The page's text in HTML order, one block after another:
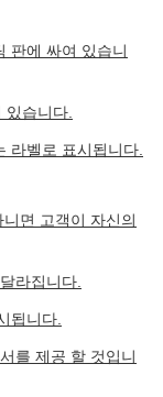
판에 싸여 있습니
있습니다.
라벨로 표시됩니다.
면 고객이 자신의
라집니다.
됩니다.
를 제공 할 것입니